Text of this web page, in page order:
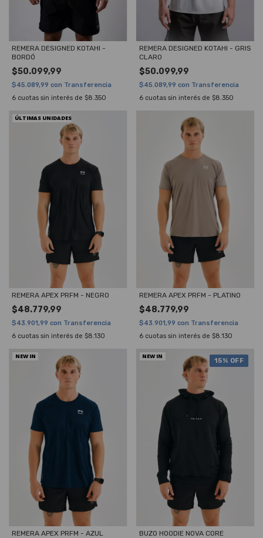
REMERA DESIGNED KOTAHI -
BORDÓ
$50.099,99
$45.089,99 con Transferencia
6 cuotas sin interés de $8.350
REMERA DESIGNED KOTAHI - GRIS
CLARO
$50.099,99
$45.089,99 con Transferencia
6 cuotas sin interés de $8.350
ÚLTIMAS UNIDADES
REMERA APEX PRFM - NEGRO
$48.779,99
$43.901,99 con Transferencia
6 cuotas sin interés de $8.130
REMERA APEX PRFM - PLATINO
$48.779,99
$43.901,99 con Transferencia
6 cuotas sin interés de $8.130
NEW IN
REMERA APEX PRFM - AZUL
15% OFF
NEW IN
BUZO HOODIE NOVA CORE